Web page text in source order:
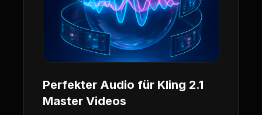
Perfekter Audio für Kling 2.1
Master Videos